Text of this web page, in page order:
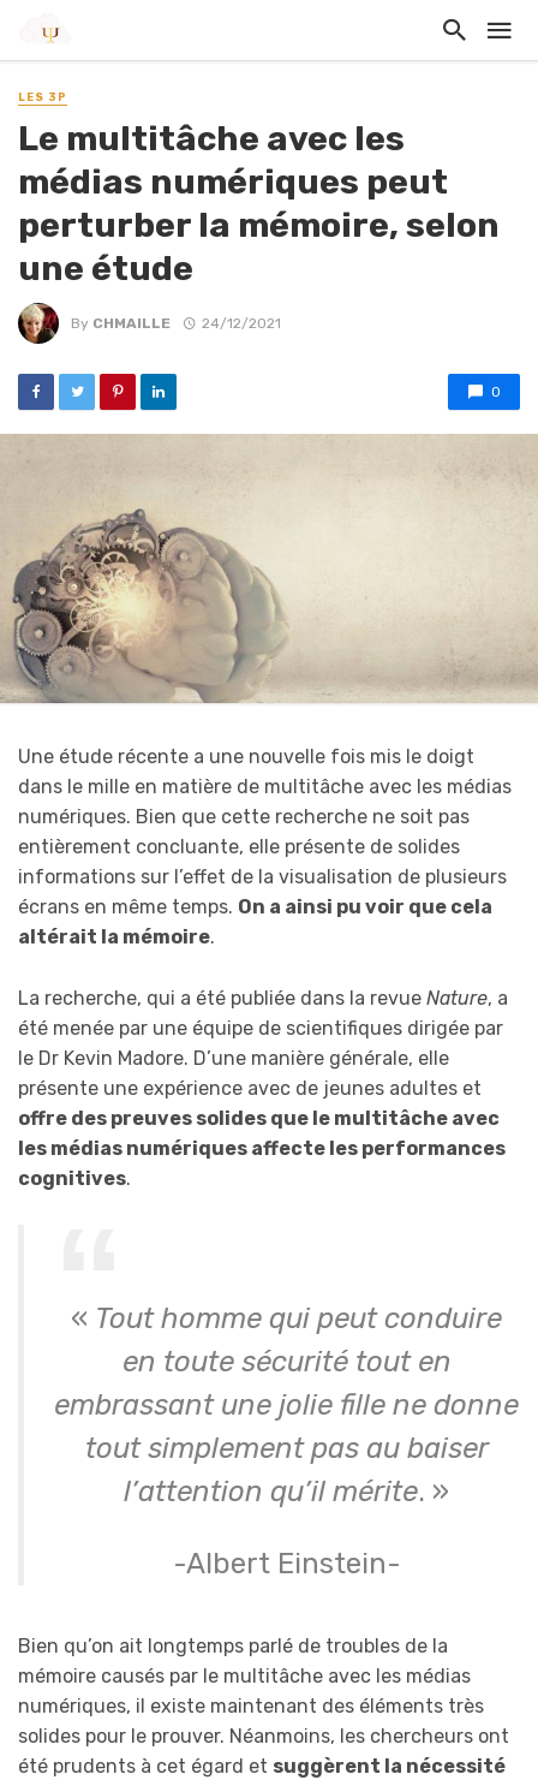
LES 3P
Le multitâche avec les
médias numériques peut
perturber la mémoire, selon
une étude
By CHMAILLE 24/12/2021
0
Une étude récente a une nouvelle fois mis le doigt
dans le mille en matière de multitâche avec les médias
numériques. Bien que cette recherche ne soit pas
entièrement concluante, elle présente de solides
informations sur l’effet de la visualisation de plusieurs
écrans en même temps. On a ainsi pu voir que cela
altérait la mémoire.
La recherche, qui a été publiée dans la revue Nature, a
été menée par une équipe de scientifiques dirigée par
le Dr Kevin Madore. D’une manière générale, elle
présente une expérience avec de jeunes adultes et
offre des preuves solides que le multitâche avec
les médias numériques affecte les performances
cognitives.
« Tout homme qui peut conduire
en toute sécurité tout en
embrassant une jolie fille ne donne
tout simplement pas au baiser
l’attention qu’il mérite. »
-Albert Einstein-
Bien qu’on ait longtemps parlé de troubles de la
mémoire causés par le multitâche avec les médias
numériques, il existe maintenant des éléments très
solides pour le prouver. Néanmoins, les chercheurs ont
été prudents à cet égard et suggèrent la nécessité